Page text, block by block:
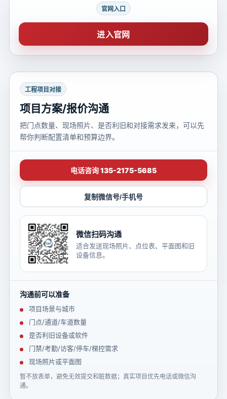
官网入口
进入官网
工程项目对接
项目方案/报价沟通
把门点数量、现场照片、是否利旧和对接需求发来，可以先
帮你判断配置清单和预算边界。
电话咨询 135-2175-5685
复制微信号/手机号
微信扫码沟通
适合发送现场照片、点位表、平面图和旧
设备信息。
沟通前可以准备
项目场景与城市
门点/通道/车道数量
是否利旧设备或软件
门禁/考勤/访客/停车/梯控需求
现场照片或平面图
暂不放表单，避免无效提交和脏数据；真实项目优先电话或微信沟
通。